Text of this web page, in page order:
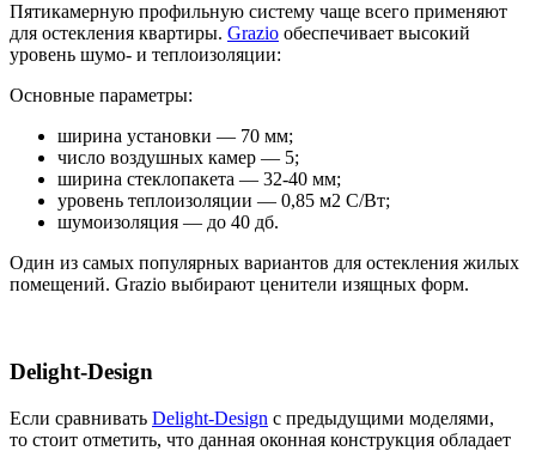
Пятикамерную профильную систему чаще всего применяют
для остекления квартиры. Grazio обеспечивает высокий
уровень шумо- и теплоизоляции:
Основные параметры:
ширина установки — 70 мм;
число воздушных камер — 5;
ширина стеклопакета — 32-40 мм;
уровень теплоизоляции — 0,85 м2 С/Вт;
шумоизоляция — до 40 дб.
Один из самых популярных вариантов для остекления жилых
помещений. Grazio выбирают ценители изящных форм.
Delight-Design
Если сравнивать Delight-Design с предыдущими моделями,
то стоит отметить, что данная оконная конструкция обладает